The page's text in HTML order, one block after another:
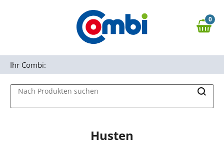
Zur Navigation springen
0,00 €
0
Nach Produkten suchen
Ihr Combi:
Husten